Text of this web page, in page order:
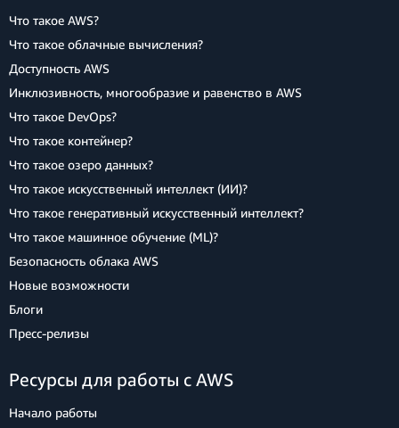
Что такое AWS?
Что такое облачные вычисления?
Доступность AWS
Инклюзивность, многообразие и равенство в AWS
Что такое DevOps?
Что такое контейнер?
Что такое озеро данных?
Что такое искусственный интеллект (ИИ)?
Что такое генеративный искусственный интеллект?
Что такое машинное обучение (ML)?
Безопасность облака AWS
Новые возможности
Блоги
Пресс‑релизы
Ресурсы для работы с AWS
Начало работы